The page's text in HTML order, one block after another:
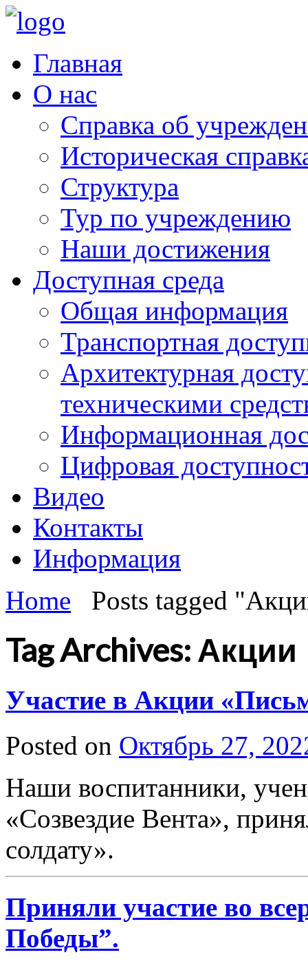
Главная
О нас
Справка об
Историческая
Структура
Тур по учреждению
Наши достижения
Доступная среда
Общая информация
Транспортная
Архитектурная
техническими
Информационная
Цифровая
Видео
Контакты
Информация
Home
Posts tagged
Tag Archives: Акции
Участие в Акции
Posted on Октябрь 27,
Наши воспитанники,
«Созвездие Вента»,
солдату».
Приняли участие во
Победы”.